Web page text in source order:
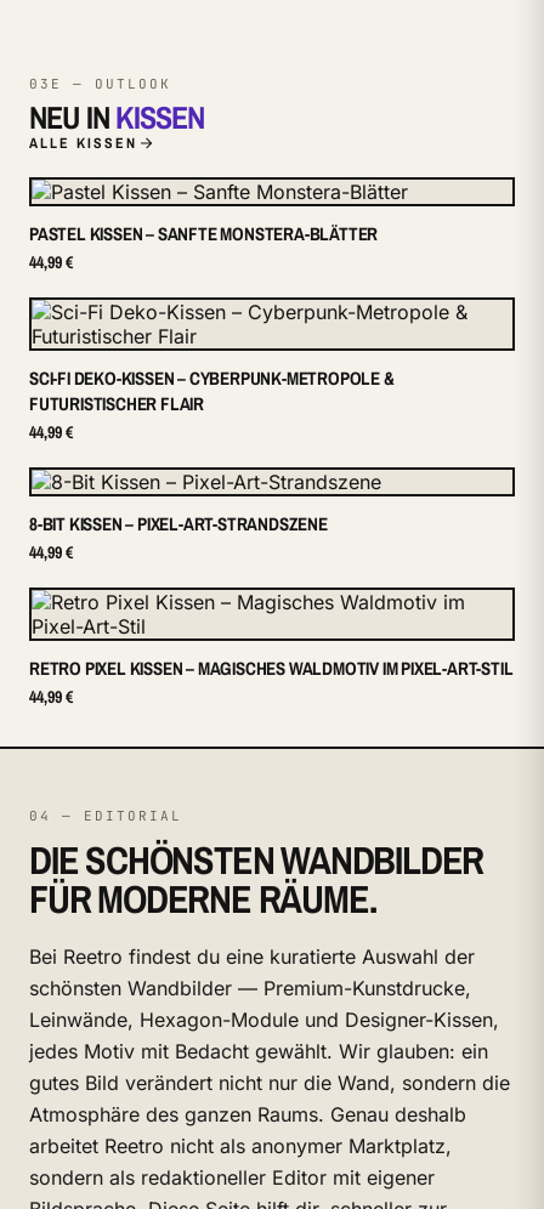
03E — OUTLOOK
NEU INKISSEN
ALLE KISSEN
PASTEL KISSEN – SANFTE MONSTERA-BLÄTTER
44,99 €
SCI-FI DEKO-KISSEN – CYBERPUNK-METROPOLE &
FUTURISTISCHER FLAIR
44,99 €
8-BIT KISSEN – PIXEL-ART-STRANDSZENE
44,99 €
RETRO PIXEL KISSEN – MAGISCHES WALDMOTIV IM PIXEL-ART-STIL
44,99 €
04 — EDITORIAL
DIE SCHÖNSTEN WANDBILDER
FÜR MODERNE RÄUME.
Bei Reetro findest du eine kuratierte Auswahl der
schönsten Wandbilder — Premium-Kunstdrucke,
Leinwände, Hexagon-Module und Designer-Kissen,
jedes Motiv mit Bedacht gewählt. Wir glauben: ein
gutes Bild verändert nicht nur die Wand, sondern die
Atmosphäre des ganzen Raums. Genau deshalb
arbeitet Reetro nicht als anonymer Marktplatz,
sondern als redaktioneller Editor mit eigener